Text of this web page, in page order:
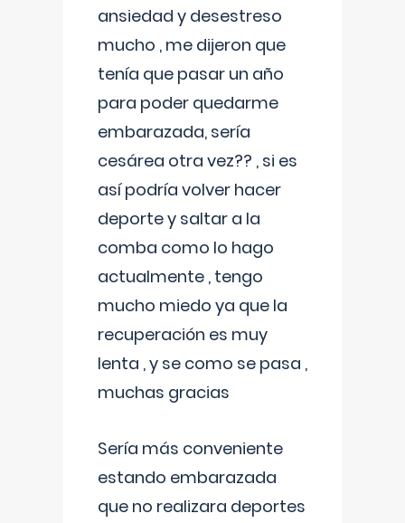
ansiedad y desestreso
mucho , me dijeron que
tenía que pasar un año
para poder quedarme
embarazada, sería
cesárea otra vez?? , si es
así podría volver hacer
deporte y saltar a la
comba como lo hago
actualmente , tengo
mucho miedo ya que la
recuperación es muy
lenta , y se como se pasa ,
muchas gracias
Sería más conveniente
estando embarazada
que no realizara deportes